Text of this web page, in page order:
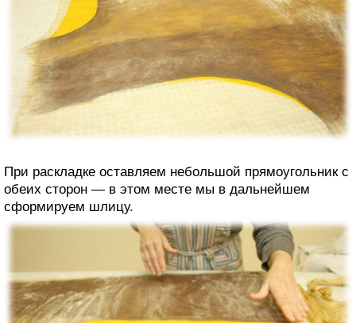
При раскладке оставляем небольшой прямоугольник с
обеих сторон — в этом месте мы в дальнейшем
сформируем шлицу.